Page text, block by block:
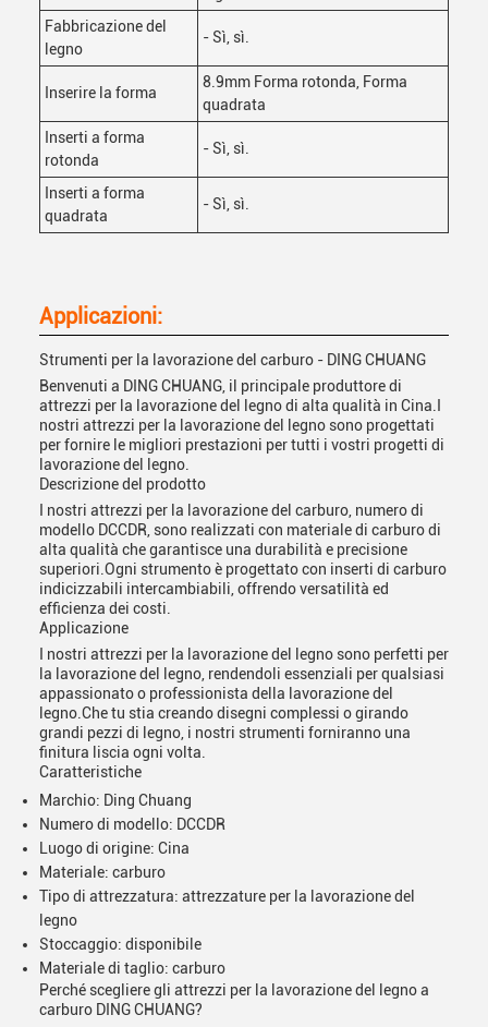
Fabbricazione del
legno
- Sì, sì.
Inserire la forma
8.9mm Forma rotonda, Forma
quadrata
Inserti a forma
rotonda
- Sì, sì.
Inserti a forma
quadrata
- Sì, sì.
Applicazioni:
Strumenti per la lavorazione del carburo - DING CHUANG
Benvenuti a DING CHUANG, il principale produttore di
attrezzi per la lavorazione del legno di alta qualità in Cina.I
nostri attrezzi per la lavorazione del legno sono progettati
per fornire le migliori prestazioni per tutti i vostri progetti di
lavorazione del legno.
Descrizione del prodotto
I nostri attrezzi per la lavorazione del carburo, numero di
modello DCCDR, sono realizzati con materiale di carburo di
alta qualità che garantisce una durabilità e precisione
superiori.Ogni strumento è progettato con inserti di carburo
indicizzabili intercambiabili, offrendo versatilità ed
efficienza dei costi.
Applicazione
I nostri attrezzi per la lavorazione del legno sono perfetti per
la lavorazione del legno, rendendoli essenziali per qualsiasi
appassionato o professionista della lavorazione del
legno.Che tu stia creando disegni complessi o girando
grandi pezzi di legno, i nostri strumenti forniranno una
finitura liscia ogni volta.
Caratteristiche
Marchio: Ding Chuang
Numero di modello: DCCDR
Luogo di origine: Cina
Materiale: carburo
Tipo di attrezzatura: attrezzature per la lavorazione del
legno
Stoccaggio: disponibile
Materiale di taglio: carburo
Perché scegliere gli attrezzi per la lavorazione del legno a
carburo DING CHUANG?